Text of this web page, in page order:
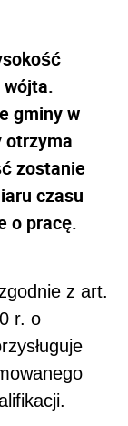
wójta.
gminy w
otrzyma
zostanie
czasu
o pracę.
z art.
r. o